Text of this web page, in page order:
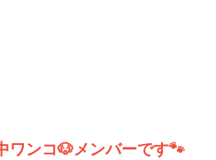
ワンコ🐶メンバーです🐾